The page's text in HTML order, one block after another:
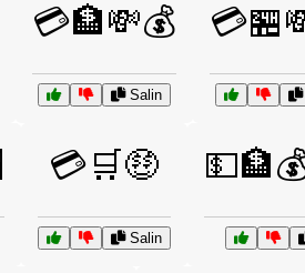
💳🏦💸💰
Salin
💳🛒🤑
Salin